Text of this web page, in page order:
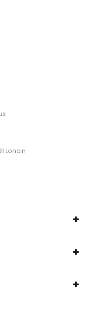
Loncin